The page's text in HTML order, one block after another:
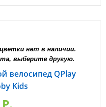
нет в наличии.
выберите другую.
велосипед QPlay
Kids